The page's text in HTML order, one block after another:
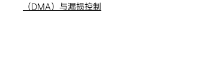
（DMA）与漏损控制